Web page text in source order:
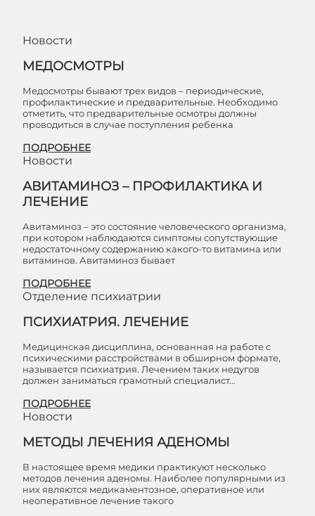
Новости
МЕДОСМОТРЫ
Медосмотры бывают трех видов – периодические,
профилактические и предварительные. Необходимо
отметить, что предварительные осмотры должны
проводиться в случае поступления ребенка
ПОДРОБНЕЕ
Новости
АВИТАМИНОЗ – ПРОФИЛАКТИКА И
ЛЕЧЕНИЕ
Авитаминоз – это состояние человеческого организма,
при котором наблюдаются симптомы сопутствующие
недостаточному содержанию какого-то витамина или
витаминов. Авитаминоз бывает
ПОДРОБНЕЕ
Отделение психиатрии
ПСИХИАТРИЯ. ЛЕЧЕНИЕ
Медицинская дисциплина, основанная на работе с
психическими расстройствами в обширном формате,
называется психиатрия. Лечением таких недугов
должен заниматься грамотный специалист…
ПОДРОБНЕЕ
Новости
МЕТОДЫ ЛЕЧЕНИЯ АДЕНОМЫ
В настоящее время медики практикуют несколько
методов лечения аденомы. Наиболее популярными из
них являются медикаментозное, оперативное или
неоперативное лечение такого